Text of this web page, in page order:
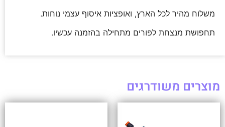
משלוח מהיר לכל הארץ, ואופציות איסוף עצמי נוחות.
תחפושת מנצחת לפורים מתחילה בהזמנה עכשיו.
מוצרים משודרגים